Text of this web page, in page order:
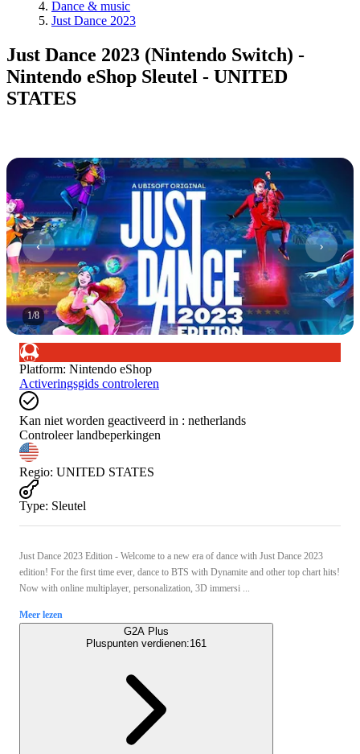
Dance & music
Just Dance 2023
Just Dance 2023 (Nintendo Switch) -
Nintendo eShop Sleutel - UNITED
STATES
1/8
Platform: Nintendo eShop
Activeringsgids controleren
Kan niet worden geactiveerd in : netherlands
Controleer landbeperkingen
Regio: UNITED STATES
Type: Sleutel
Just Dance 2023 Edition - Welcome to a new era of dance with Just Dance 2023
edition! For the first time ever, dance to BTS with Dynamite and other top chart hits!
Now with online multiplayer, personalization, 3D immersi ...
Meer lezen
G2A Plus
Pluspunten verdienen:161